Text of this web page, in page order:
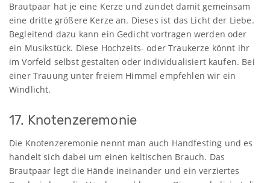
Brautpaar hat je eine Kerze und zündet damit gemeinsam
eine dritte größere Kerze an. Dieses ist das Licht der Liebe.
Begleitend dazu kann ein Gedicht vortragen werden oder
ein Musikstück. Diese Hochzeits- oder Traukerze könnt ihr
im Vorfeld selbst gestalten oder individualisiert kaufen. Bei
einer Trauung unter freiem Himmel empfehlen wir ein
Windlicht.
17. Knotenzeremonie
Die Knotenzeremonie nennt man auch Handfesting und es
handelt sich dabei um einen keltischen Brauch. Das
Brautpaar legt die Hände ineinander und ein verziertes